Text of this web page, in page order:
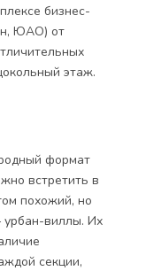
бизнес-
ЮАО) от
этаж.
формат
встретить в
похожий, но
урбан-виллы. Их
секции,